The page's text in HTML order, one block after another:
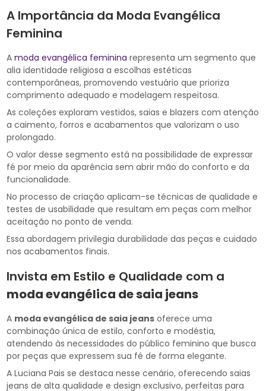
A Importância da Moda Evangélica
Feminina
Amoda evangélica feminina representa um segmento que
alia identidade religiosa a escolhas estéticas
contemporâneas, promovendo vestuário que prioriza
comprimento adequado e modelagem respeitosa.
As coleções exploram vestidos, saias e blazers com atenção
a caimento, forros e acabamentos que valorizam o uso
prolongado.
O valor desse segmento está na possibilidade de expressar
fé por meio da aparência sem abrir mão do conforto e da
funcionalidade.
No processo de criação aplicam-se técnicas de qualidade e
testes de usabilidade que resultam em peças com melhor
aceitação no ponto de venda.
Essa abordagem privilegia durabilidade das peças e cuidado
nos acabamentos finais.
Invista em Estilo e Qualidade com a
moda evangélica de saia jeans
A moda evangélica de saia jeans oferece uma
combinação única de estilo, conforto e modéstia,
atendendo às necessidades do público feminino que busca
por peças que expressem sua fé de forma elegante.
A Luciana Pais se destaca nesse cenário, oferecendo saias
jeans de alta qualidade e design exclusivo, perfeitas para